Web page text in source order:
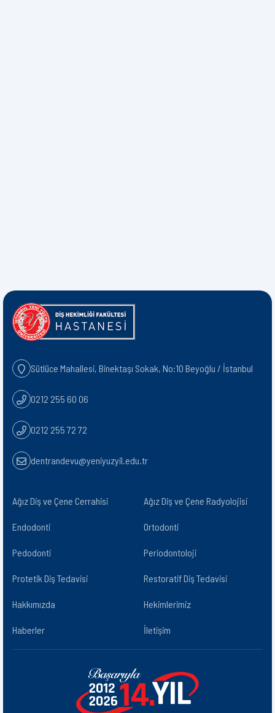
Sütlüce Mahallesi, Binektaşı Sokak, No:10 Beyoğlu / İstanbul
0212 255 60 06
0212 255 72 72
dentrandevu@yeniyuzyil.edu.tr
Ağız Diş ve Çene Cerrahisi Ağız Diş ve Çene Radyolojisi​
Endodonti Ortodonti
Pedodonti Periodontoloji
Protetik Diş Tedavisi Restoratif Diş Tedavisi
Hakkımızda Hekimlerimiz
Haberler İletişim